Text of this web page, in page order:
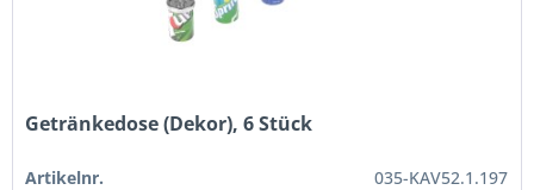
Getränkedose (Dekor), 6 Stück
Artikelnr. 035-KAV52.1.197